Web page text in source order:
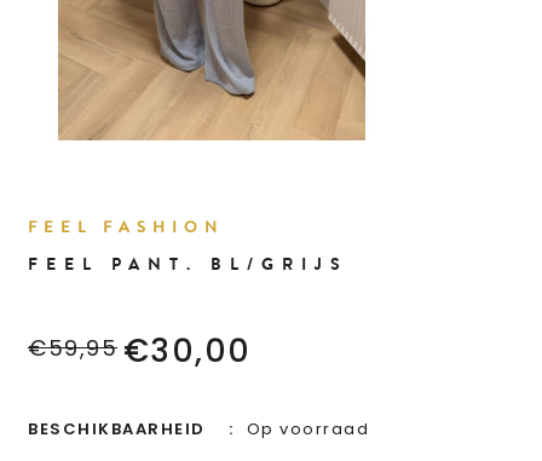
FEEL FASHION
FEEL PANT. BL/GRIJS
€59,95 €30,00
BESCHIKBAARHEID Op voorraad